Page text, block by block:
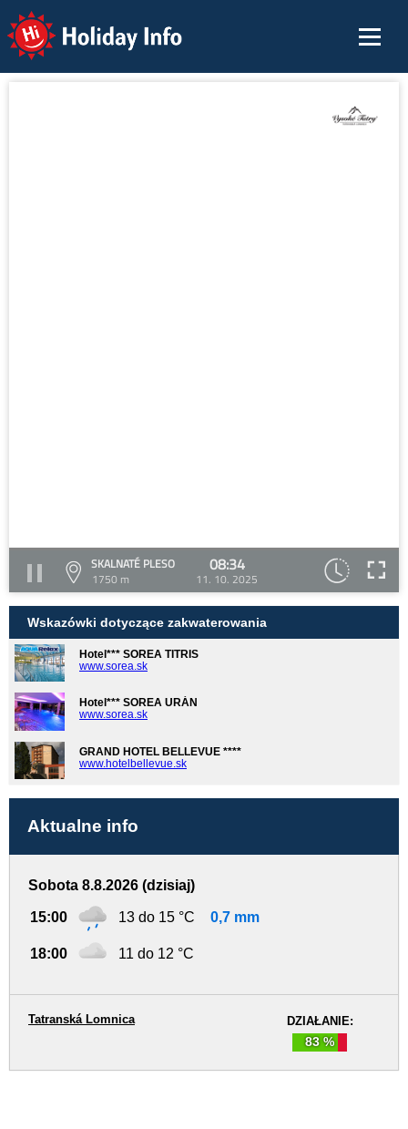
Holiday Info
SKALNATÉ PLESO
1750 m
08:34
11. 10. 2025
Wskazówki dotyczące zakwaterowania
Hotel*** SOREA TITRIS
www.sorea.sk
Hotel*** SOREA URÁN
www.sorea.sk
GRAND HOTEL BELLEVUE ****
www.hotelbellevue.sk
Aktualne info
Sobota 8.8.2026 (dzisiaj)
15:00 13 do 15 °C 0,7 mm
18:00 11 do 12 °C
DZIAŁANIE:
83 %
Tatranská Lomnica